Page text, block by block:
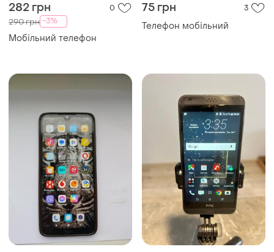
282 грн 0
290 грн -3%
Мобільний телефон
75 грн 3
Телефон мобільний